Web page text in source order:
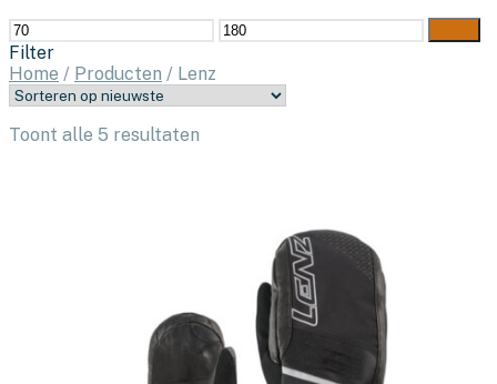
Min.
prijs
Max.
prijs
Filter
Home / Producten / Lenz
Toont alle 5 resultaten